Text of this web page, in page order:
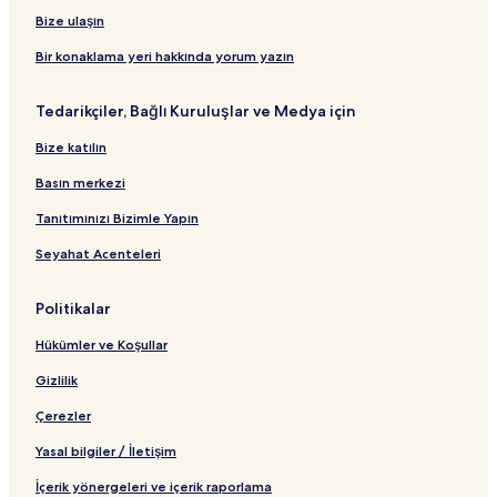
r
B
l
n
t
ı
n
a
B
ğ
l
a
n
ı
t
t
a
t
Bize ulaşın
Bir konaklama yeri hakkında yorum yazın
Tedarikçiler, Bağlı Kuruluşlar ve Medya için
Bize katılın
Basın merkezi
Tanıtımınızı Bizimle Yapın
Seyahat Acenteleri
Politikalar
Hükümler ve Koşullar
Gizlilik
Çerezler
Yasal bilgiler / İletişim
İçerik yönergeleri ve içerik raporlama